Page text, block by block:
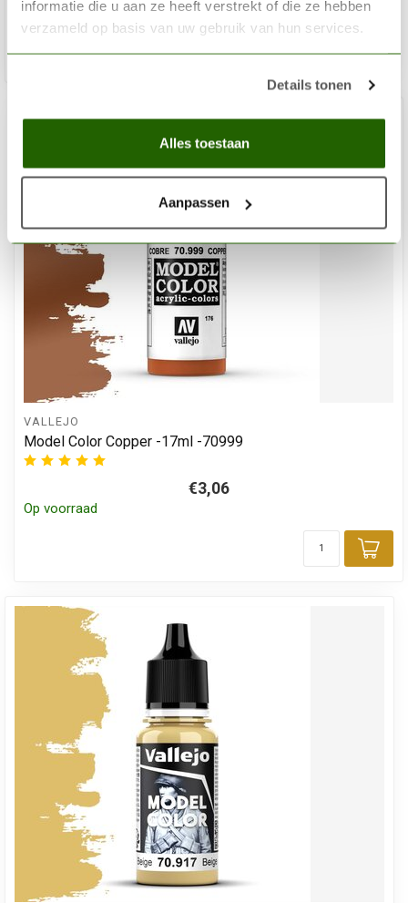
informatie die u aan ze heeft verstrekt of die ze hebben
verzameld op basis van uw gebruik van hun services.
Details tonen
Alles toestaan
Aanpassen
Op voorraad
VALLEJO
Model Color Copper -17ml -70999
€3,06
Op voorraad